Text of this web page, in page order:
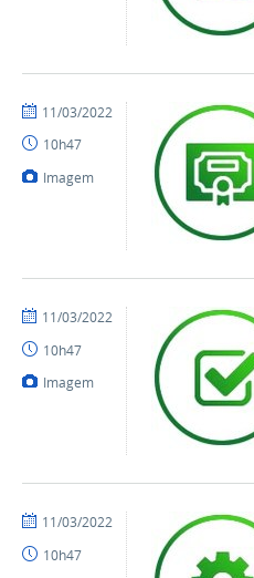
por
publicado
11/03/2022
10h47
Imagem
por
publicado
11/03/2022
10h47
Imagem
por
publicado
11/03/2022
10h47